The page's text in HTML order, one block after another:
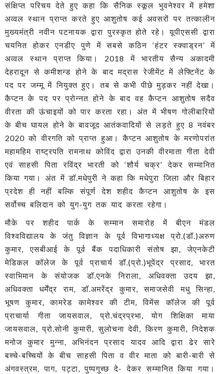
संक्षिप्त परिचय देते हुए कहा कि सैनिक स्कूल भुवनेश्वर में हमेशा
अव्वल स्थान प्राप्त करते हुए आशुतोष कई अवसरों पर तत्कालीन
मुख्यमंत्री नवीन पटनायक द्वारा पुरस्कृत होते रहे। यूपीएससी द्वारा
चयनित होकर एनडीए पुणे में सबसे कठिन ‘हंटर स्क्वाड्रन’ में
अव्वल स्थान प्राप्त किया। 2018 में भारतीय सैन्य अकादमी
देहरादून से कमीशन्ड होने के बाद मद्रास रेजीमेंट में लेफ्टिनेंट के
पद पर जम्मू में नियुक्त हुए। तब से कभी पीछे मुड़कर नहीं देखा।
कैप्टन के पद पर प्रोन्नत होने के बाद वह कैप्टन आशुतोष सदैव
वीरता की ऊंचाइयों को पार करता रहा। अंत में भीषण गोलीबारियों
के बीच घायल होने के बावजूद आतंकवादियों से लड़ते हुए 8 नवंबर
2020 को वीरगति को प्राप्त हुआ। कैप्टन आशुतोष के मरणोपरांत
महामहिम राष्ट्रपति रामनाथ कोविंद द्वारा उनकी वीरमाता गीता देवी
एवं साहसी पिता रविंद्र भारती को ‘शौर्य चक्र’ देकर सम्मानित
किया गया। अंत में डॉ.मधेपुरी ने कहा कि मधेपुरा जिला और बिहार
प्रदेश ही नहीं बल्कि संपूर्ण देश शहीद कैप्टन आशुतोष के इस
सर्वोच्च बलिदान को युग-युग तक याद करता रहेगा।
मौके पर शहीद पार्क के सम्मान समारोह में बीएन मंडल
विश्वविद्यालय के जंतु विज्ञान के पूर्व विभागाध्यक्ष प्रो.(डॉ.)अरुण
कुमार, एसबीआई के पूर्व बैंक पदाधिकारी संतोष झा, जेएनकेटी
मेडिकल कॉलेज के पूर्व प्राचार्य डॉ.(प्रो.)भूपेंद्र प्रसाद, भारत
स्वाभिमान के संयोजक डॉ.एनके निराला, अधिवक्ता उदय झा,
अधिवक्ता धर्मेंद्र राम, डॉ.अमरेंद्र कुमार, समाजसेवी मधु सिन्हा,
भूषण कुमार, कामरेड कामेश्वर की टीम, विमेंस कॉलेज की पूर्व
प्राचार्या गीता जायसवाल, प्रो.चंद्रप्रभा, योग शिक्षिका माया
जायसवाल, प्रो.सोनी कुमारी, सुलोचना देवी, किरण कुमारी, निदेशक
मनोज कुमार मुन्ना, अभिनंदन प्रसाद यादव आदि द्वारा ढेर सारे
बच्चे-बच्चियों के बीच साहसी पिता व वीर माता को बारी-बारी से
अंगवस्त्रम, पाग, पट्टा, पुष्पगुच्छ दे- देकर सम्मानित किया गया।